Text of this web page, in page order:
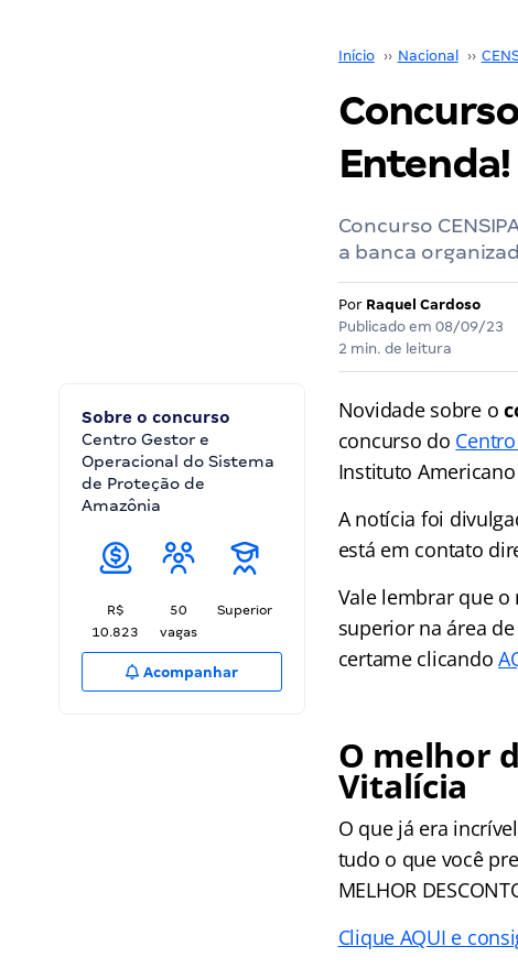
Início ›› Nacional ››
Entenda!
Concurso
a banca
Por Raquel Cardoso
Publicado em 08/09/23
2 min. de leitura
Sobre o concurso
Centro Gestor e
Operacional do Sistema
de Proteção de
Amazônia
R$
10.823
50
vagas
Superior
Acompanhar
Novidade sobre o
concurso do
Instituto
A notícia foi
está em contato
Vale lembrar que
superior na área
certame clicando
O melhor
Vitalícia
O que já era
tudo o que você
MELHOR
Clique AQUI e